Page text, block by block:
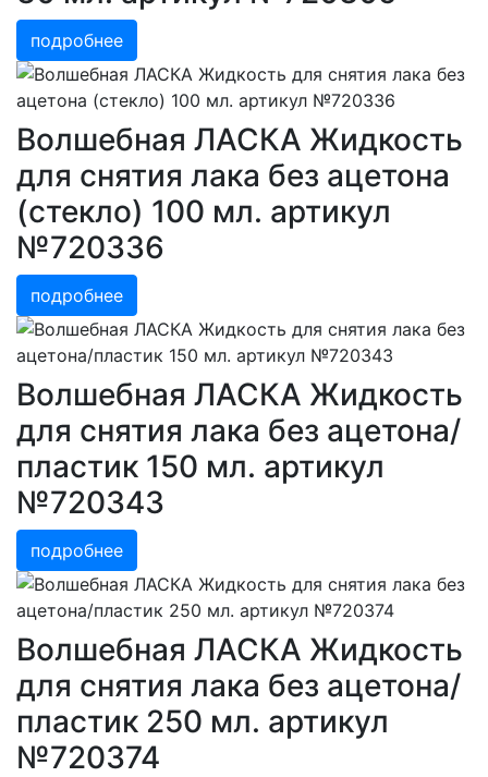
подробнее
Волшебная ЛАСКА Жидкость
для снятия лака без ацетона
(стекло) 100 мл. артикул
№720336
подробнее
Волшебная ЛАСКА Жидкость
для снятия лака без ацетона/
пластик 150 мл. артикул
№720343
подробнее
Волшебная ЛАСКА Жидкость
для снятия лака без ацетона/
пластик 250 мл. артикул
№720374